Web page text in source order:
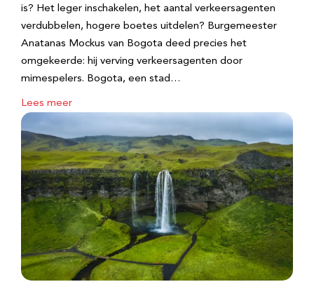
is? Het leger inschakelen, het aantal verkeersagenten
verdubbelen, hogere boetes uitdelen? Burgemeester
Anatanas Mockus van Bogota deed precies het
omgekeerde: hij verving verkeersagenten door
mimespelers. Bogota, een stad…
Lees meer